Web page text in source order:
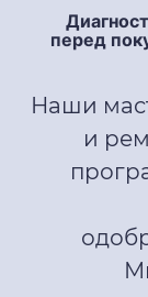
перед
Наши
и